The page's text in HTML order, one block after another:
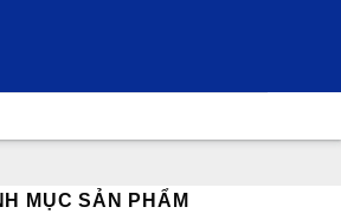
MỤC SẢN PHẨM